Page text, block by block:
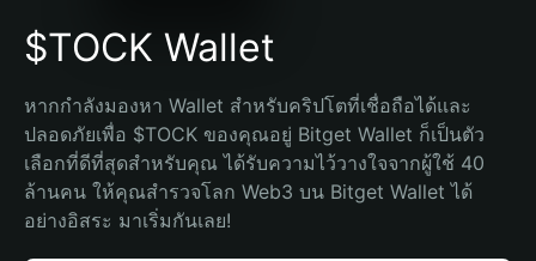
$TOCK Wallet
หากกำลังมองหา Wallet สำหรับคริปโตที่เชื่อถือได้และ
ปลอดภัยเพื่อ $TOCK ของคุณอยู่ Bitget Wallet ก็เป็นตัว
เลือกที่ดีที่สุดสำหรับคุณ ได้รับความไว้วางใจจากผู้ใช้ 40
ล้านคน ให้คุณสำรวจโลก Web3 บน Bitget Wallet ได้
อย่างอิสระ มาเริ่มกันเลย!